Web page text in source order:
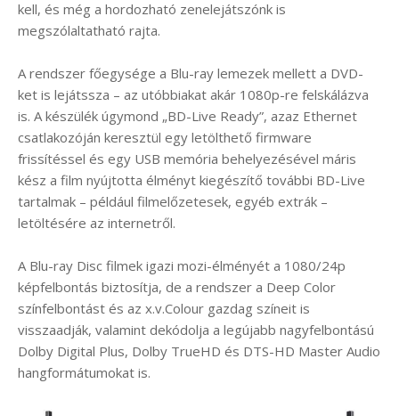
kell, és még a hordozható zenelejátszónk is
megszólaltatható rajta.
A rendszer főegysége a Blu-ray lemezek mellett a DVD-
ket is lejátssza – az utóbbiakat akár 1080p-re felskálázva
is. A készülék úgymond „BD-Live Ready”, azaz Ethernet
csatlakozóján keresztül egy letölthető firmware
frissítéssel és egy USB memória behelyezésével máris
kész a film nyújtotta élményt kiegészítő további BD-Live
tartalmak – például filmelőzetesek, egyéb extrák –
letöltésére az internetről.
A Blu-ray Disc filmek igazi mozi-élményét a 1080/24p
képfelbontás biztosítja, de a rendszer a Deep Color
színfelbontást és az x.v.Colour gazdag színeit is
visszaadják, valamint dekódolja a legújabb nagyfelbontású
Dolby Digital Plus, Dolby TrueHD és DTS-HD Master Audio
hangformátumokat is.